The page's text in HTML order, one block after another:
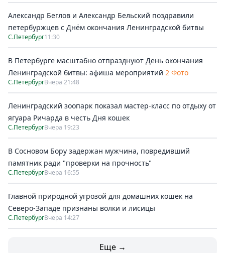
Александр Беглов и Александр Бельский поздравили
петербуржцев с Днём окончания Ленинградской битвы
С.Петербург11:30
В Петербурге масштабно отпразднуют День окончания
Ленинградской битвы: афиша мероприятий 2 Фото
С.ПетербургВчера 21:48
Ленинградский зоопарк показал мастер-класс по отдыху от
ягуара Ричарда в честь Дня кошек
С.ПетербургВчера 19:23
В Сосновом Бору задержан мужчина, повредивший
памятник ради "проверки на прочность"
С.ПетербургВчера 16:55
Главной природной угрозой для домашних кошек на
Северо-Западе признаны волки и лисицы
С.ПетербургВчера 14:27
Еще →